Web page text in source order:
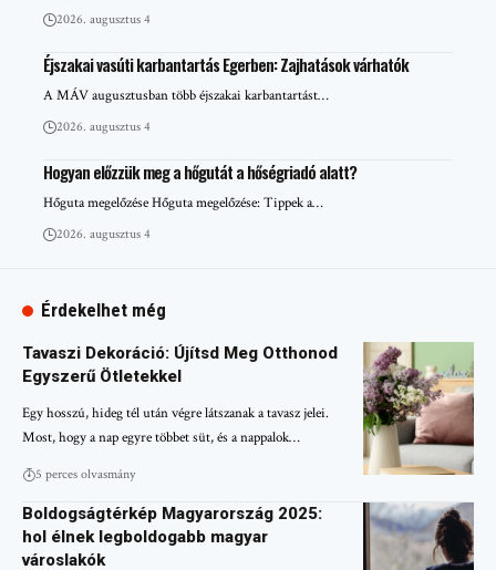
2026. augusztus 4
Éjszakai vasúti karbantartás Egerben: Zajhatások várhatók
A MÁV augusztusban több éjszakai karbantartást…
2026. augusztus 4
Hogyan előzzük meg a hőgutát a hőségriadó alatt?
Hőguta megelőzése Hőguta megelőzése: Tippek a…
2026. augusztus 4
Érdekelhet még
Tavaszi Dekoráció: Újítsd Meg Otthonod
Egyszerű Ötletekkel
Egy hosszú, hideg tél után végre látszanak a tavasz jelei.
Most, hogy a nap egyre többet süt, és a nappalok…
5 perces olvasmány
Boldogságtérkép Magyarország 2025:
hol élnek legboldogabb magyar
városlakók